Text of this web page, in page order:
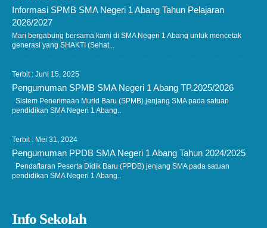
Informasi SPMB SMA Negeri 1 Abang Tahun Pelajaran
2026/2027
Mari bergabung bersama kami di SMA Negeri 1 Abang untuk mencetak
generasi yang SHAKTI (Sehat,..
Terbit : Juni 15, 2025
Pengumuman SPMB SMA Negeri 1 Abang TP.2025/2026
Sistem Penerimaan Murid Baru (SPMB) jenjang SMA pada satuan
pendidikan SMA Negeri 1 Abang..
Terbit : Mei 31, 2024
Pengumuman PPDB SMA Negeri 1 Abang Tahun 2024/2025
Pendaftaran Peserta Didik Baru (PPDB) jenjang SMA pada satuan
pendidikan SMA Negeri 1 Abang..
Info Sekolah